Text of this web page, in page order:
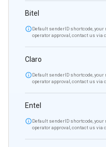
Bitel
Default senderID shortcode,
operator approval, contact us
Claro
Default senderID shortcode,
operator approval, contact us
Entel
Default senderID shortcode,
operator approval, contact us